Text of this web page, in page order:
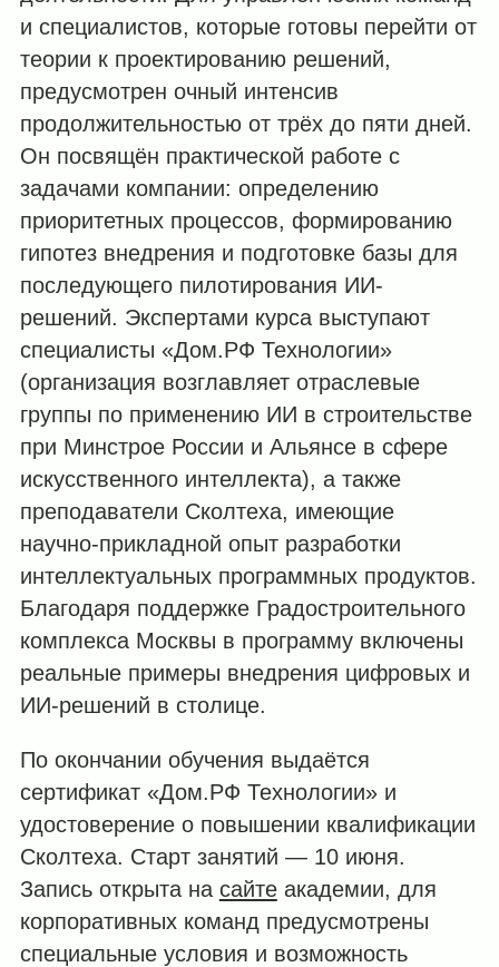
и специалистов, которые готовы перейти от
теории к проектированию решений,
предусмотрен очный интенсив
продолжительностью от трёх до пяти дней.
Он посвящён практической работе с
задачами компании: определению
приоритетных процессов, формированию
гипотез внедрения и подготовке базы для
последующего пилотирования ИИ-
решений. Экспертами курса выступают
специалисты «Дом.РФ Технологии»
(организация возглавляет отраслевые
группы по применению ИИ в строительстве
при Минстрое России и Альянсе в сфере
искусственного интеллекта), а также
преподаватели Сколтеха, имеющие
научно-прикладной опыт разработки
интеллектуальных программных продуктов.
Благодаря поддержке Градостроительного
комплекса Москвы в программу включены
реальные примеры внедрения цифровых и
ИИ-решений в столице.
По окончании обучения выдаётся
сертификат «Дом.РФ Технологии» и
удостоверение о повышении квалификации
Сколтеха. Старт занятий — 10 июня.
Запись открыта на сайтеакадемии, для
корпоративных команд предусмотрены
специальные условия и возможность